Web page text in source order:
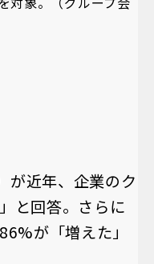
近年、企業のク
と回答。さらに
が「増えた」